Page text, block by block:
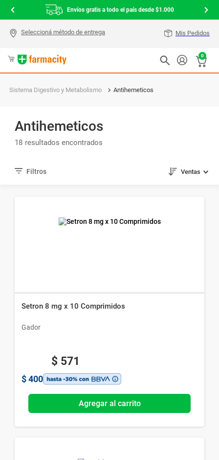
Envíos gratis a todo el país desde $1.000
Mis Pedidos
0
Sistema Digestivo y Metabolismo Antihemeticos
Antihemeticos
18
Ventas
Setron 8 mg x 10 Comprimidos
Gador
$ 571
$ 400
Agregar al carrito